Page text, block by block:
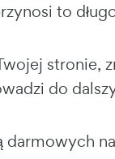
to
stronie,
do
darmowych